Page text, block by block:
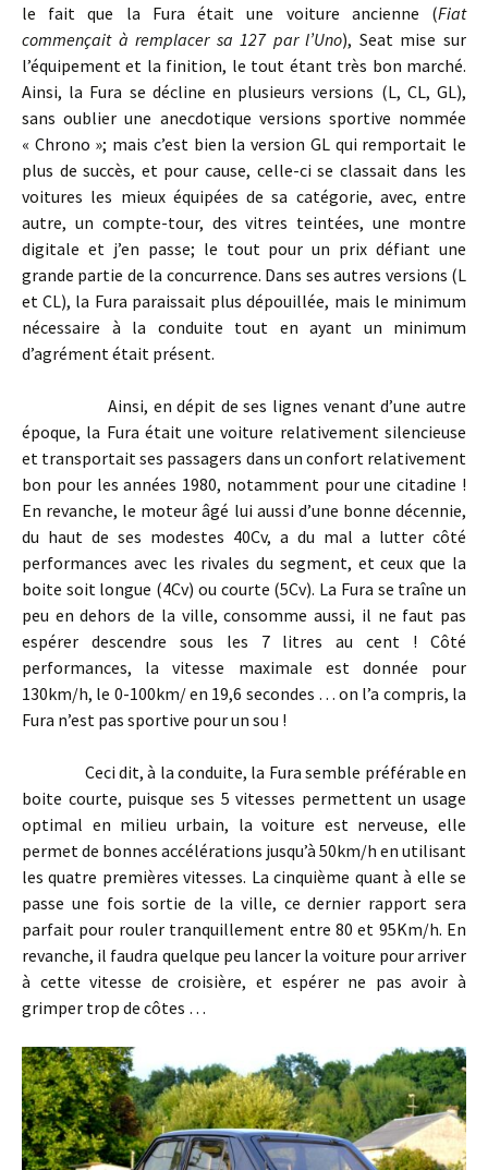
le fait que la Fura était une voiture ancienne (Fiat
commençait à remplacer sa 127 par l’Uno), Seat mise sur
l’équipement et la finition, le tout étant très bon marché.
Ainsi, la Fura se décline en plusieurs versions (L, CL, GL),
sans oublier une anecdotique versions sportive nommée
« Chrono »; mais c’est bien la version GL qui remportait le
plus de succès, et pour cause, celle-ci se classait dans les
voitures les mieux équipées de sa catégorie, avec, entre
autre, un compte-tour, des vitres teintées, une montre
digitale et j’en passe; le tout pour un prix défiant une
grande partie de la concurrence. Dans ses autres versions (L
et CL), la Fura paraissait plus dépouillée, mais le minimum
nécessaire à la conduite tout en ayant un minimum
d’agrément était présent.
Ainsi, en dépit de ses lignes venant d’une autre
époque, la Fura était une voiture relativement silencieuse
et transportait ses passagers dans un confort relativement
bon pour les années 1980, notamment pour une citadine !
En revanche, le moteur âgé lui aussi d’une bonne décennie,
du haut de ses modestes 40Cv, a du mal a lutter côté
performances avec les rivales du segment, et ceux que la
boite soit longue (4Cv) ou courte (5Cv). La Fura se traîne un
peu en dehors de la ville, consomme aussi, il ne faut pas
espérer descendre sous les 7 litres au cent ! Côté
performances, la vitesse maximale est donnée pour
130km/h, le 0-100km/ en 19,6 secondes … on l’a compris, la
Fura n’est pas sportive pour un sou !
Ceci dit, à la conduite, la Fura semble préférable en
boite courte, puisque ses 5 vitesses permettent un usage
optimal en milieu urbain, la voiture est nerveuse, elle
permet de bonnes accélérations jusqu’à 50km/h en utilisant
les quatre premières vitesses. La cinquième quant à elle se
passe une fois sortie de la ville, ce dernier rapport sera
parfait pour rouler tranquillement entre 80 et 95Km/h. En
revanche, il faudra quelque peu lancer la voiture pour arriver
à cette vitesse de croisière, et espérer ne pas avoir à
grimper trop de côtes …